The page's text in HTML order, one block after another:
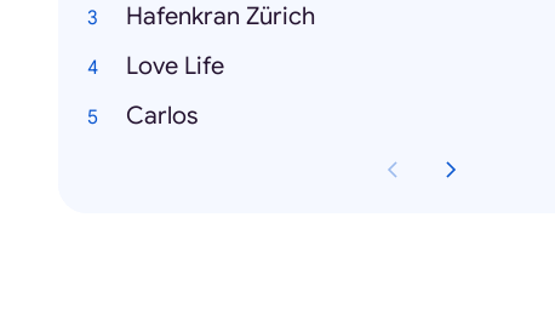
Hafenkran Zürich
Love Life
Carlos